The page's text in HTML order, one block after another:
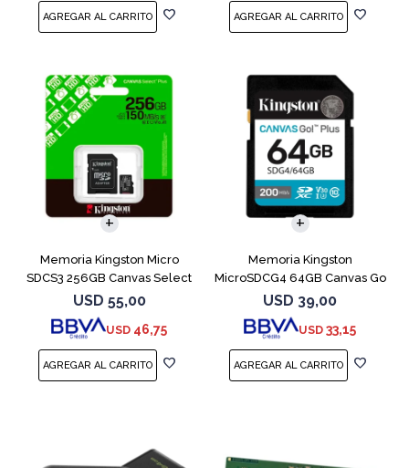
Memoria Kingston Micro
SDCS3 256GB Canvas Select
Plus
USD 55,00
USD 46,75
Memoria Kingston
MicroSDCG4 64GB Canvas Go
Plus V30
USD 39,00
USD 33,15